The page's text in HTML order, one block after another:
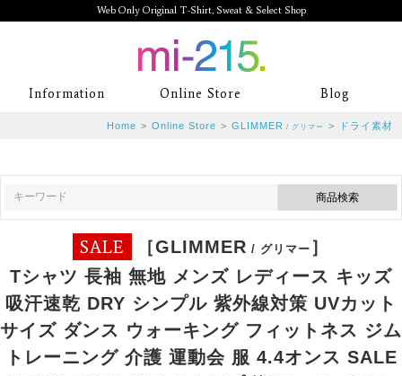
Web Only Original T-Shirt, Sweat & Select Shop
mi-215. Web Only Original T-Shirt,
Sweat & Select Shop mi-215. Tシャ
ランド専門通販
Information Online Store Blog
Home > Online Store > GLIMMER / グリマー > ドライ素材
SALE ［GLIMMER / グリマー ］
Tシャツ 長袖 無地 メンズ レディース キッズ
吸汗速乾 DRY シンプル 紫外線対策 UVカット
サイズ ダンス ウォーキング フィットネス ジム
トレーニング 介護 運動会 服 4.4オンス SALE